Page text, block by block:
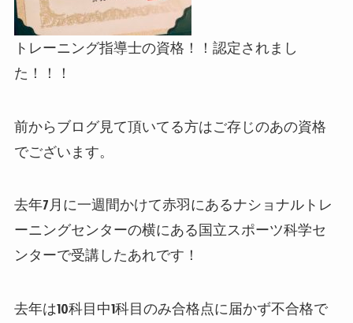
トレーニング指導士の資格！！認定されまし
た！！！
前からブログ見て頂いてる方はご存じのあの資格
でございます。
去年7月に一週間かけて赤羽にあるナショナルトレ
ーニングセンターの横にある国立スポーツ科学セ
ンターで受講したあれです！
去年は10科目中1科目のみ合格点に届かず不合格で